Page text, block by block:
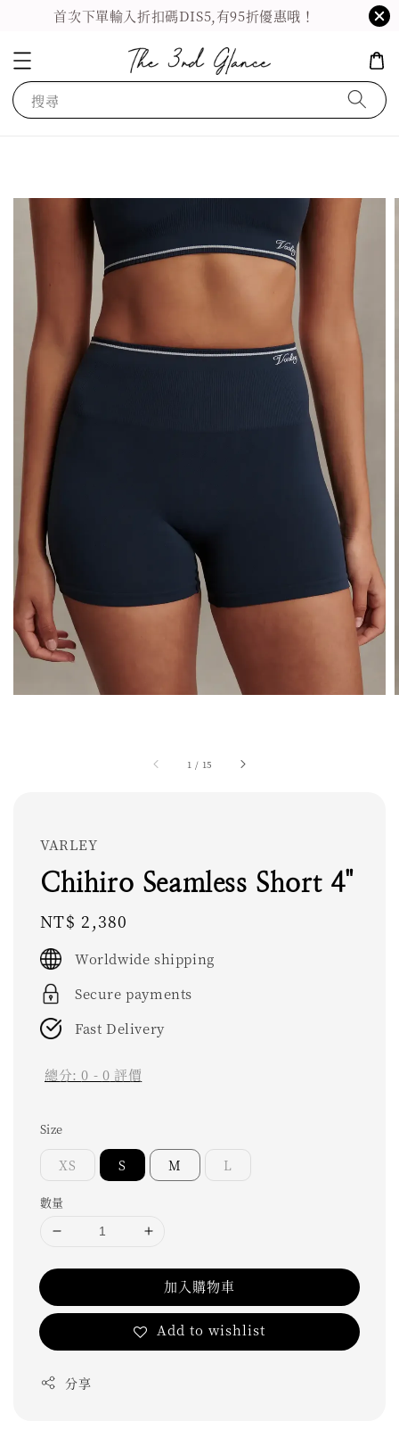
首次下單輸入折扣碼DIS5,有95折優惠哦！
搜尋
1 / 15
VARLEY
Chihiro Seamless Short 4"
Regular
price
NT$ 2,380
Worldwide shipping
Secure payments
Fast Delivery
總分:0 - 0 評價
Size
XS S M L
數量
加入購物車
Add to wishlist
分享